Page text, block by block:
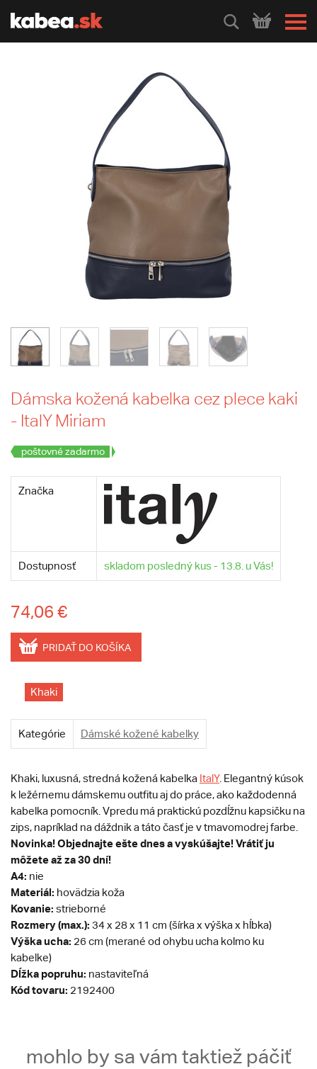
HLEDEJ
Dámska kožená kabelka cez plece kaki
- ItalY Miriam
poštovné zadarmo
Značka
Dostupnosť skladom posledný kus - 13.8. u Vás!
74,06 €
PRIDAŤ DO KOŠÍKA
Khaki
Kategórie Dámské kožené kabelky
Khaki, luxusná, stredná kožená kabelka ItalY. Elegantný kúsok
k ležérnemu dámskemu outfitu aj do práce, ako každodenná
kabelka pomocník. Vpredu má praktickú pozdĺžnu kapsičku na
zips, napríklad na dáždnik a táto časť je v tmavomodrej farbe.
Novinka!Objednajte ešte dnes a vyskúšajte! Vrátiť ju
môžete až za 30 dní!
A4: nie
Materiál: hovädzia koža
Kovanie: strieborné
Rozmery (max.): 34 x 28 x 11 cm (šírka x výška x hĺbka)
Výška ucha: 26 cm (merané od ohybu ucha kolmo ku
kabelke)
Dĺžka popruhu: nastaviteľná
Kód tovaru: 2192400
mohlo by sa vám taktiež páčiť